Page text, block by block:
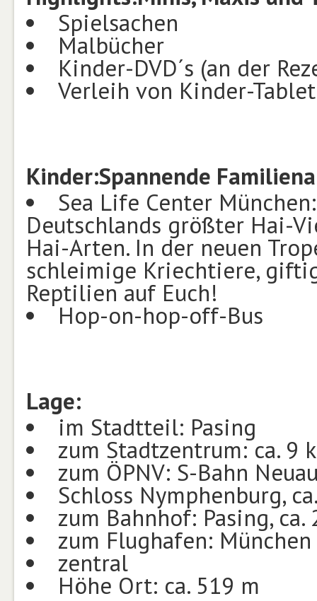
Spielsachen
Malbücher
Kinder-DVD´s (an der
Verleih von Kinder-
Kinder:Spannende
Sea Life Center
Deutschlands größter Hai-
Hai-Arten. In der neuen
schleimige Kriechtiere,
Reptilien auf Euch!
Hop-on-hop-off-Bus
Lage:
im Stadtteil: Pasing
zum Stadtzentrum: ca. 9
zum ÖPNV: S-Bahn
Schloss Nymphenburg,
zum Bahnhof: Pasing, ca.
zum Flughafen:
zentral
Höhe Ort: ca. 519 m